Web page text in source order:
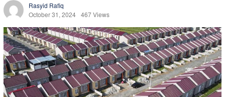
Rasyid Rafiq
October 31, 2024 467 Views